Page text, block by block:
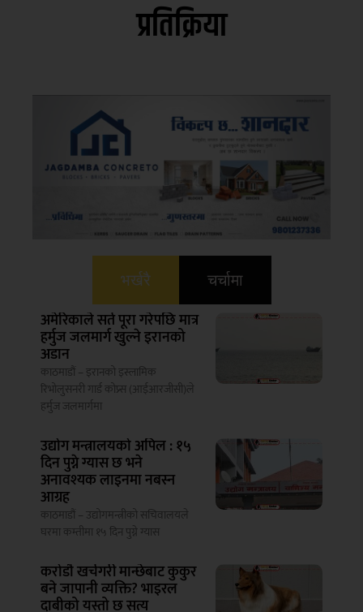
प्रतिक्रिया
भर्खरै चर्चामा
अमेरिकाले सर्त पूरा गरेपछि मात्र
हर्मुज जलमार्ग खुल्ने इरानको
अडान
काठमाडौं – इरानको इस्लामिक
रिभोलुसनरी गार्ड कोप्र्स (आईआरजीसी)ले
हर्मुज जलमार्गमा
उद्योग मन्त्रालयको अपिल : १५
दिन पुग्ने ग्यास छ भने
अनावश्यक लाइनमा नबस्न
आग्रह
काठमाडौं – उद्योगमन्त्रीको सचिवालयले
घरमा कम्तीमा १५ दिन पुग्ने ग्यास
करोडौ खर्चगरी मान्छेबाट कुकुर
बने जापानी व्यक्ति? भाइरल
दाबीको यस्तो छ सत्य